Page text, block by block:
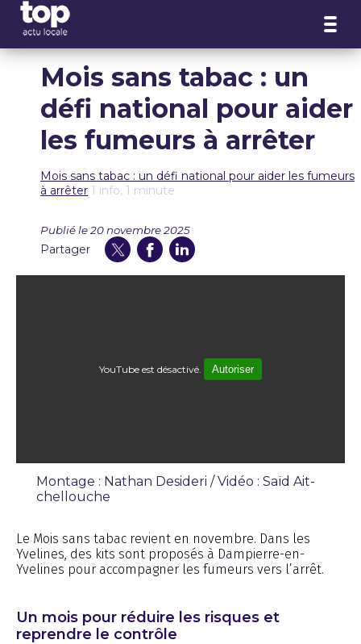
Mois sans tabac : un
défi national pour aider
les fumeurs à arrêter
Mois sans tabac : un défi national pour aider les fumeurs
à arrêter 1 info, 1 minute
Publié le 20 novembre 2025
Partager
YouTube est désactivé. Autoriser
Montage : Nathan Desideri / Vidéo : Saïd Ait-
chellouche
Le Mois sans tabac revient en novembre. Dans les
Yvelines, des kits sont proposés à Dampierre-en-
Yvelines pour accompagner les fumeurs vers l’arrêt.
Un mois pour réduire les risques et
reprendre le contrôle
Panneau de gestion des cookies